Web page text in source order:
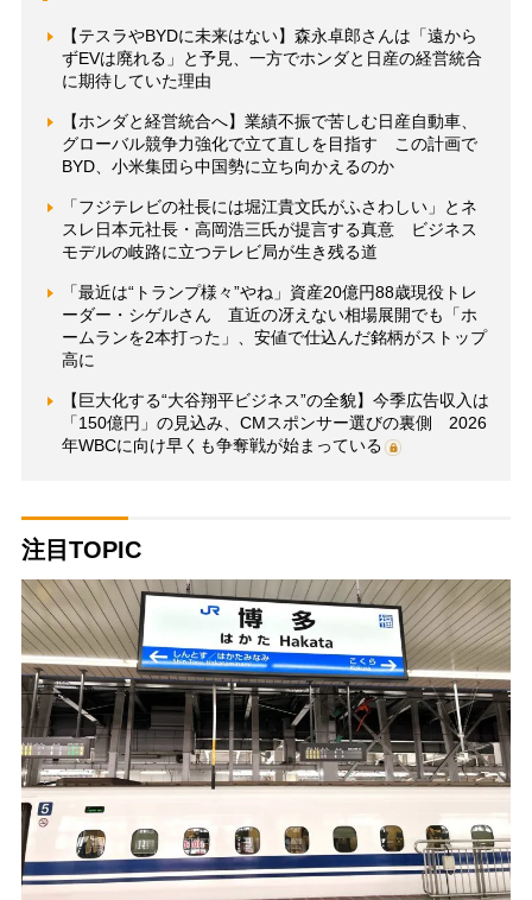
【テスラやBYDに未来はない】森永卓郎さんは「遠から
ずEVは廃れる」と予見、一方でホンダと日産の経営統合
に期待していた理由
【ホンダと経営統合へ】業績不振で苦しむ日産自動車、
グローバル競争力強化で立て直しを目指す この計画で
BYD、小米集団ら中国勢に立ち向かえるのか
「フジテレビの社長には堀江貴文氏がふさわしい」とネ
スレ日本元社長・高岡浩三氏が提言する真意 ビジネス
モデルの岐路に立つテレビ局が生き残る道
「最近は“トランプ様々”やね」資産20億円88歳現役トレ
ーダー・シゲルさん 直近の冴えない相場展開でも「ホ
ームランを2本打った」、安値で仕込んだ銘柄がストップ
高に
【巨大化する“大谷翔平ビジネス”の全貌】今季広告収入は
「150億円」の見込み、CMスポンサー選びの裏側 2026
年WBCに向け早くも争奪戦が始まっている
注目TOPIC